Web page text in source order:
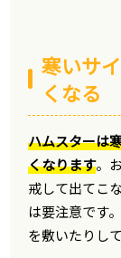
寒いサ
くなる
ハムスターは
くなります。
戒して出てこ
は要注意です
を敷いたりし